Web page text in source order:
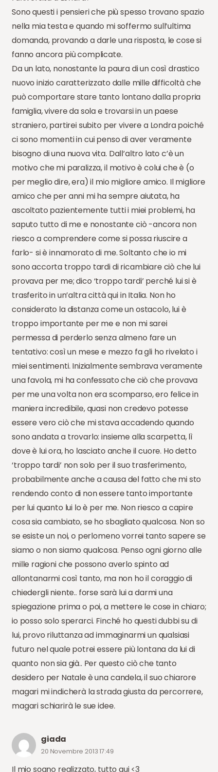
Sono questi i pensieri che più spesso trovano spazio
nella mia testa e quando mi soffermo sull’ultima
domanda, provando a darle una risposta, le cose si
fanno ancora più complicate.
Da un lato, nonostante la paura di un così drastico
nuovo inizio caratterizzato dalle mille difficoltà che
può comportare stare tanto lontano dalla propria
famiglia, vivere da sola e trovarsi in un paese
straniero, partirei subito per vivere a Londra poiché
ci sono momenti in cui penso di aver veramente
bisogno di una nuova vita. Dall’altro lato c’è un
motivo che mi paralizza, il motivo è colui che è (o
per meglio dire, era) il mio migliore amico. Il migliore
amico che per anni mi ha sempre aiutata, ha
ascoltato pazientemente tutti i miei problemi, ha
saputo tutto di me e nonostante ciò -ancora non
riesco a comprendere come si possa riuscire a
farlo- si è innamorato di me. Soltanto che io mi
sono accorta troppo tardi di ricambiare ciò che lui
provava per me; dico ‘troppo tardi’ perché lui si è
trasferito in un’altra città qui in Italia. Non ho
considerato la distanza come un ostacolo, lui è
troppo importante per me e non mi sarei
permessa di perderlo senza almeno fare un
tentativo: così un mese e mezzo fa gli ho rivelato i
miei sentimenti. Inizialmente sembrava veramente
una favola, mi ha confessato che ciò che provava
per me una volta non era scomparso, ero felice in
maniera incredibile, quasi non credevo potesse
essere vero ciò che mi stava accadendo quando
sono andata a trovarlo: insieme alla scarpetta, lì
dove è lui ora, ho lasciato anche il cuore. Ho detto
‘troppo tardi’ non solo per il suo trasferimento,
probabilmente anche a causa del fatto che mi sto
rendendo conto di non essere tanto importante
per lui quanto lui lo è per me. Non riesco a capire
cosa sia cambiato, se ho sbagliato qualcosa. Non so
se esiste un noi, o perlomeno vorrei tanto sapere se
siamo o non siamo qualcosa. Penso ogni giorno alle
mille ragioni che possono averlo spinto ad
allontanarmi così tanto, ma non ho il coraggio di
chiedergli niente.. forse sarà lui a darmi una
spiegazione prima o poi, a mettere le cose in chiaro;
io posso solo sperarci. Finché ho questi dubbi su di
lui, provo riluttanza ad immaginarmi un qualsiasi
futuro nel quale potrei essere più lontana da lui di
quanto non sia già.. Per questo ciò che tanto
desidero per Natale è una candela, il suo chiarore
magari mi indicherà la strada giusta da percorrere,
magari schiarirà le sue idee.
giada
20 Novembre 2013 17:49
Il mio sogno realizzato, tutto qui <3